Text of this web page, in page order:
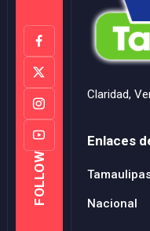
FOLLOW
Claridad,
Enlaces
Nacional